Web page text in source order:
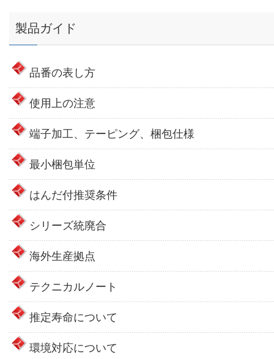
製品ガイド
品番の表し方
使用上の注意
端子加工、テーピング、梱包仕様
最小梱包単位
はんだ付推奨条件
シリーズ統廃合
海外生産拠点
テクニカルノート
推定寿命について
環境対応について